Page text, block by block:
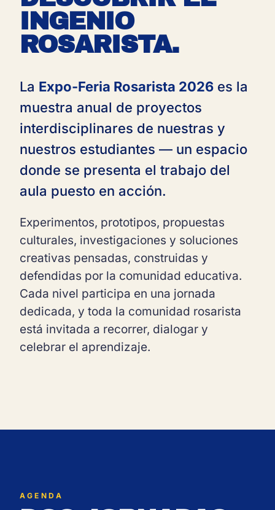
INGENIO
ROSARISTA.
La Expo-Feria Rosarista 2026 es la
muestra anual de proyectos
interdisciplinares de nuestras y
nuestros estudiantes — un espacio
donde se presenta el trabajo del
aula puesto en acción.
Experimentos, prototipos, propuestas
culturales, investigaciones y soluciones
creativas pensadas, construidas y
defendidas por la comunidad educativa.
Cada nivel participa en una jornada
dedicada, y toda la comunidad rosarista
está invitada a recorrer, dialogar y
celebrar el aprendizaje.
AGENDA